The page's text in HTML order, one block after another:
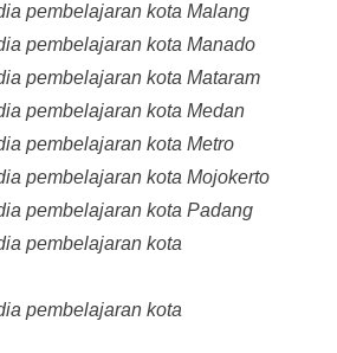
pembelajaran kota Malang
pembelajaran kota Manado
pembelajaran kota Mataram
pembelajaran kota Medan
pembelajaran kota Metro
pembelajaran kota Mojokerto
pembelajaran kota Padang
pembelajaran kota
pembelajaran kota